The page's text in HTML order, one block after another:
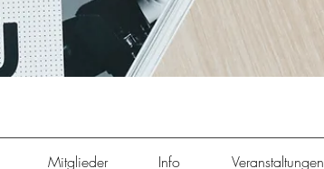
Mitglieder Info Veranstaltungen